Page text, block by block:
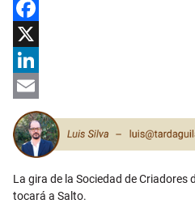
Facebook
X
LinkedIn
Email
La gira de la Sociedad de
tocará a Salto.